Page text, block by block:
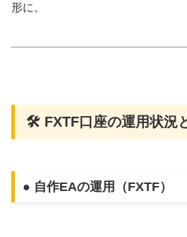
形に。
🛠 FXTF口座の運用状況
● 自作EAの運用（FXTF）